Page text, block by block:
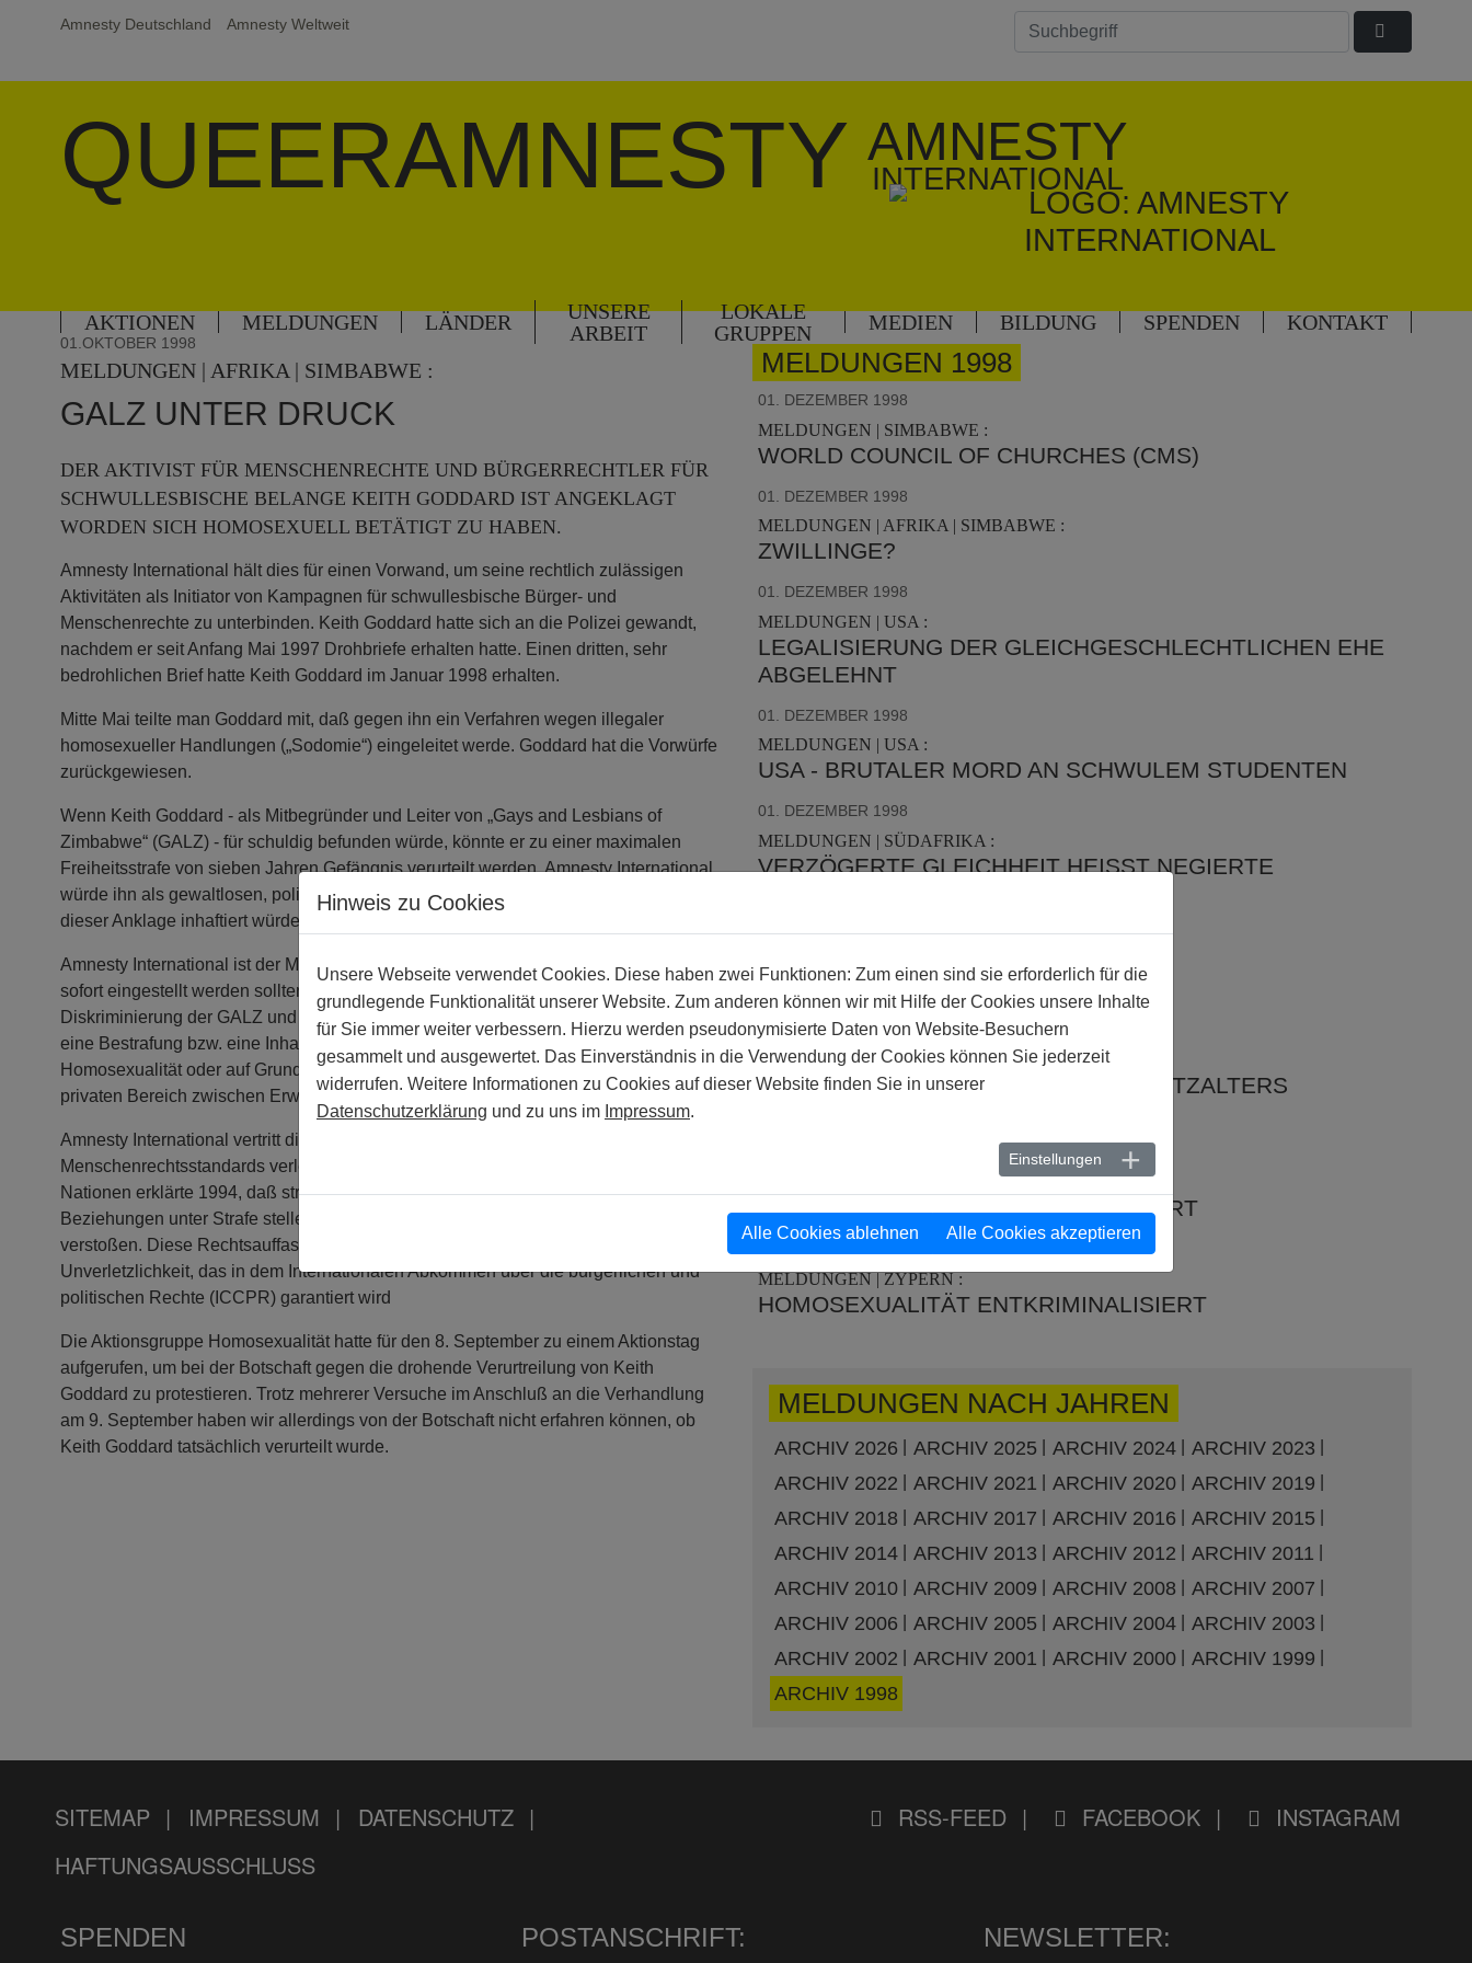
Amnesty Deutschland Amnesty Weltweit
QUEERAMNESTY AMNESTY
INTERNATIONAL
AKTIONEN MELDUNGEN LÄNDER
UNSERE
ARBEIT
LOKALE
GRUPPEN
MEDIEN BILDUNG SPENDEN KONTAKT
01.OKTOBER 1998
MELDUNGEN | AFRIKA | SIMBABWE :
GALZ UNTER DRUCK
DER AKTIVIST FÜR MENSCHENRECHTE UND BÜRGERRECHTLER FÜR
SCHWULLESBISCHE BELANGE KEITH GODDARD IST ANGEKLAGT
WORDEN SICH HOMOSEXUELL BETÄTIGT ZU HABEN.
Amnesty International hält dies für einen Vorwand, um seine rechtlich zulässigen
Aktivitäten als Initiator von Kampagnen für schwullesbische Bürger- und
Menschenrechte zu unterbinden. Keith Goddard hatte sich an die Polizei gewandt,
nachdem er seit Anfang Mai 1997 Drohbriefe erhalten hatte. Einen dritten, sehr
bedrohlichen Brief hatte Keith Goddard im Januar 1998 erhalten.
Mitte Mai teilte man Goddard mit, daß gegen ihn ein Verfahren wegen illegaler
homosexueller Handlungen („Sodomie“) eingeleitet werde. Goddard hat die Vorwürfe
zurückgewiesen.
Wenn Keith Goddard - als Mitbegründer und Leiter von „Gays and Lesbians of
Zimbabwe“ (GALZ) - für schuldig befunden würde, könnte er zu einer maximalen
Freiheitsstrafe von sieben Jahren Gefängnis verurteilt werden. Amnesty International
würde ihn als gewaltlosen, politischen Gefangenen anerkennen, wenn er wegen
dieser Anklage inhaftiert würde.
Amnesty International ist der Meinung, daß alle Anklagen gegen Keith Goddard
sofort eingestellt werden sollten. Außerdem ist ai besorgt über die ständige
Diskriminierung der GALZ und fordert Simbabwe auf, die bestehenden Gesetze, die
eine Bestrafung bzw. eine Inhaftierung von Menschen allein auf Grund ihre
Homosexualität oder auf Grund von einvernehmlichen Geschlechtsverkehr im
privaten Bereich zwischen Erwachsenen ermöglichen, aus dem StGB zu streichen.
Amnesty International vertritt die Position, daß solche Gesetze internationale
Menschenrechtsstandards verletzen. Die Menschenrechtskommission der Vereinten
Nationen erklärte 1994, daß strafrechtliche Regelungen, die private homosexuelle
Beziehungen unter Strafe stellen, gegen das Recht auf Schutz vor Diskriminierung
verstoßen. Diese Rechtsauffassung beruht auch auf dem Recht der persönlichen
Unverletzlichkeit, das in dem Internationalen Abkommen über die bürgerlichen und
politischen Rechte (ICCPR) garantiert wird
Die Aktionsgruppe Homosexualität hatte für den 8. September zu einem Aktionstag
aufgerufen, um bei der Botschaft gegen die drohende Verurtreilung von Keith
Goddard zu protestieren. Trotz mehrerer Versuche im Anschluß an die Verhandlung
am 9. September haben wir allerdings von der Botschaft nicht erfahren können, ob
Keith Goddard tatsächlich verurteilt wurde.
MELDUNGEN 1998
01. DEZEMBER 1998
MELDUNGEN | SIMBABWE :
WORLD COUNCIL OF CHURCHES (CMS)
01. DEZEMBER 1998
MELDUNGEN | AFRIKA | SIMBABWE :
ZWILLINGE?
01. DEZEMBER 1998
MELDUNGEN | USA :
LEGALISIERUNG DER GLEICHGESCHLECHTLICHEN EHE
ABGELEHNT
01. DEZEMBER 1998
MELDUNGEN | USA :
USA - BRUTALER MORD AN SCHWULEM STUDENTEN
01. DEZEMBER 1998
MELDUNGEN | SÜDAFRIKA :
VERZÖGERTE GLEICHHEIT HEISST NEGIERTE G
01. OKTOBER 1998
MELDUNGEN | AFRIKA | SIMBABWE :
GALZ UNTER DRUCK
01. OKTOBER 1998
MELDUNGEN | EUROPA | ÖSTERREICH :
ÖSTERREICH – SENKUNG DES SCHUTZALTERS
HOMOSEXUALTÄT ENTKRIMINALISIERT
MELDUNGEN | ZYPERN :
HOMOSEXUALITÄT ENTKRIMINALISIERT
MELDUNGEN NACH JAHREN
ARCHIV 2026 ARCHIV 2025 ARCHIV 2024
ARCHIV 2023
ARCHIV 2022
ARCHIV 2021 ARCHIV 2020
ARCHIV 2019
ARCHIV 2018
ARCHIV 2017 ARCHIV 2016
ARCHIV 2015
ARCHIV 2014
ARCHIV 2013 ARCHIV 2012
ARCHIV 2011
ARCHIV 2010
ARCHIV 2009 ARCHIV 2008
ARCHIV 2007
ARCHIV 2006
ARCHIV 2005 ARCHIV 2004
ARCHIV 2003
ARCHIV 2002
ARCHIV 2001 ARCHIV 2000
ARCHIV 1999
ARCHIV 1998
SITEMAP IMPRESSUM
DATENSCHUTZ
HAFTUNGSAUSSCHLUSS
RSS-FEED FACEBOOK INSTAGRAM
SPENDEN POSTANSCHRIFT: NEWSLETTER:
Hinweis zu Cookies
Unsere Webseite verwendet Cookies. Diese haben zwei Funktionen: Zum einen sind sie erforderlich für die
grundlegende Funktionalität unserer Website. Zum anderen können wir mit Hilfe der Cookies unsere Inhalte
für Sie immer weiter verbessern. Hierzu werden pseudonymisierte Daten von Website-Besuchern
gesammelt und ausgewertet. Das Einverständnis in die Verwendung der Cookies können Sie jederzeit
widerrufen. Weitere Informationen zu Cookies auf dieser Website finden Sie in unserer
Datenschutzerklärung und zu uns im Impressum.
Einstellungen
Alle Cookies ablehnen Alle Cookies akzeptieren